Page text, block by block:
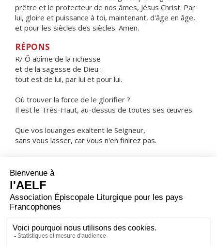
prêtre et le protecteur de nos âmes, Jésus Christ. Par
lui, gloire et puissance à toi, maintenant, d'âge en âge,
et pour les siècles des siècles. Amen.
RÉPONS
R/ Ô abîme de la richesse
et de la sagesse de Dieu :
tout est de lui, par lui et pour lui.
Où trouver la force de le glorifier ?
Il est le Très-Haut, au-dessus de toutes ses œuvres.
Que vos louanges exaltent le Seigneur,
sans vous lasser, car vous n'en finirez pas.
et à ceux qui l'aiment il a donné la sagesse.
ORAISON
en ta bonté : donne à chacun la claire vision de ce qu'il
doit faire et la force de l'accomplir.